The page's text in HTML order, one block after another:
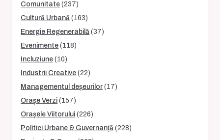
Comunitate (237)
Cultură Urbană (163)
Energie Regenerabilă (37)
Evenimente (118)
Incluziune (10)
Industrii Creative (22)
Managementul deșeurilor (17)
Orașe Verzi (157)
Orașele Viitorului (226)
Politici Urbane & Guvernanță (228)